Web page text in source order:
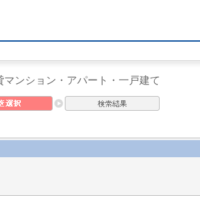
ンション・アパート・一戸建て